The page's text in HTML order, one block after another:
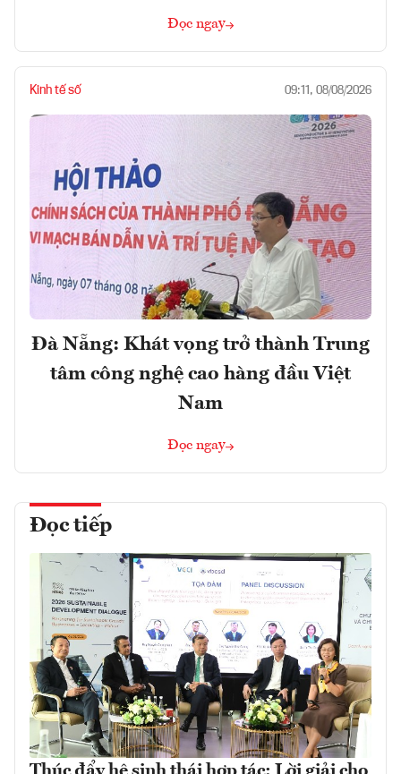
Đọc ngay
Kinh tế số 09:11, 08/08/2026
Đà Nẵng: Khát vọng trở thành Trung
tâm công nghệ cao hàng đầu Việt
Nam
Đọc ngay
Đọc tiếp